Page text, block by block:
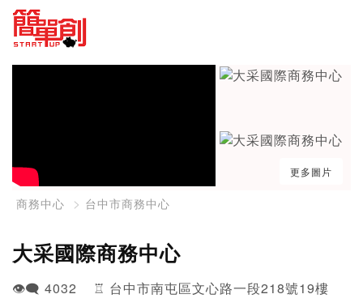
更多圖片
商務中心 台中市商務中心
大采國際商務中心
👁️‍🗨️ 4032 ♖ 台中市南屯區文心路一段218號19樓